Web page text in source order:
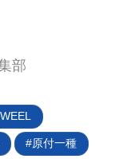
できる施設だ。
アップから自動
まざまな展示が
イクを販売して
たなモビリテ
「tatamo！（タ
部
原付一種